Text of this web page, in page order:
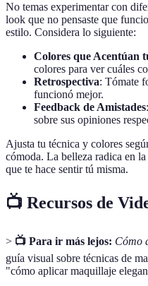
No temas experimentar con
look que no pensaste que
estilo. Considera lo siguiente:
Colores que Acentúan
colores para ver cuáles
Retrospectiva: Tómate
funcionó mejor.
Feedback de Amistades
sobre sus opiniones
Ajusta tu técnica y colores
cómoda. La belleza radica en
que te hace sentir tú misma.
📺 Recursos de
> 📺 Para ir más lejos: Cómo
guía visual sobre técnicas de
"cómo aplicar maquillaje